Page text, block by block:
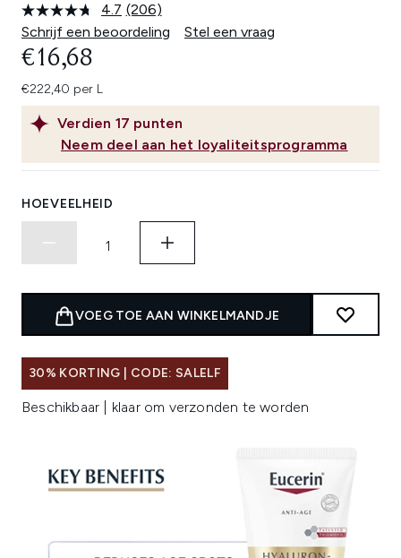
4.7 Lees
206
beoordelingen.
(206)
Schrijf een beoordeling
Stel een vraag
Verdien 17 punten
Neem deel aan het loyaliteitsprogramma
€16,68
€222,40 per L
HOEVEELHEID
VOEG TOE AAN WINKELMANDJE
30% KORTING | CODE: SALELF
Beschikbaar | klaar om verzonden te worden